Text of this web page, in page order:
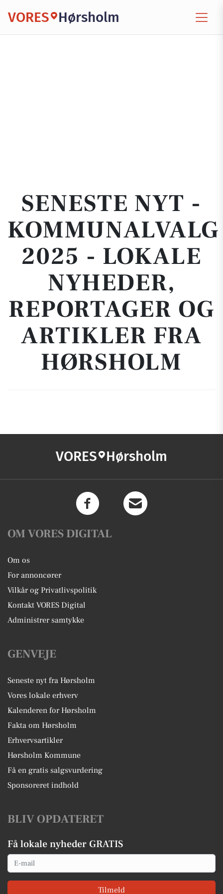
VORES Hørsholm
SENESTE NYT -
KOMMUNALVALG
2025 - LOKALE
NYHEDER,
REPORTAGER OG
ARTIKLER FRA
HØRSHOLM
VORES Hørsholm
OM VORES DIGITAL
Om os
For annoncører
Vilkår og Privatlivspolitik
Kontakt VORES Digital
Administrer samtykke
GENVEJE
Seneste nyt fra Hørsholm
Vores lokale erhverv
Kalenderen for Hørsholm
Fakta om Hørsholm
Erhvervsartikler
Hørsholm Kommune
Få en gratis salgsvurdering
Sponsoreret indhold
BLIV OPDATERET
Få lokale nyheder GRATIS
Email
Tilmeld